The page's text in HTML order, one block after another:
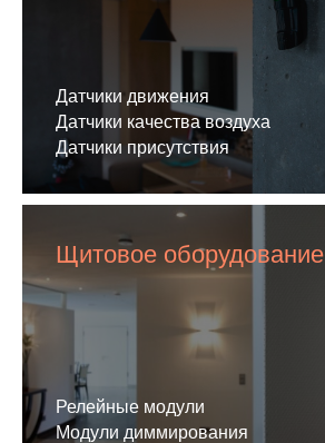
Датчики движения
Датчики качества воздуха
Датчики присутствия
Щитовое оборудование
Релейные модули
Модули диммирования